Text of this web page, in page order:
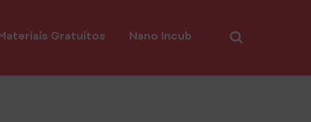
Gratuitos Nano Incub